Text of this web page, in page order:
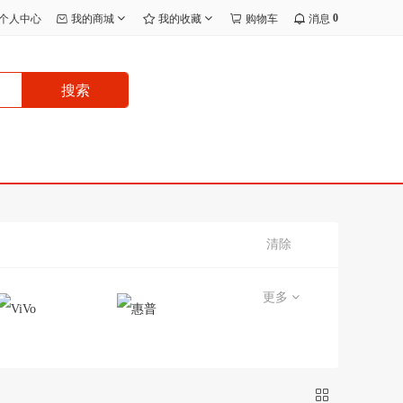
人中心 我的商城 我的收藏 购物车 消息 0
搜索
清除
更多